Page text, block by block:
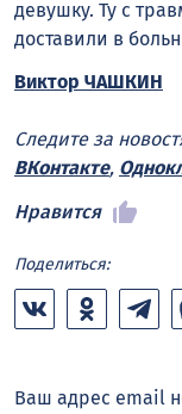
девушку. Ту с
доставили в
Виктор ЧАШКИН
Следите за
ВКонтакте,
Нравится
Поделиться:
Ваш адрес email